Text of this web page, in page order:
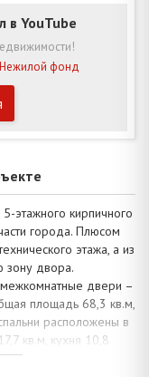
в YouTube
Нежилой фонд
этажного кирпичного
города. Плюсом
этажа, а из
зону двора.
двери –
площадь 68,3 кв.м,
расположены в
кв.м, кухня 10,8
лоджии,